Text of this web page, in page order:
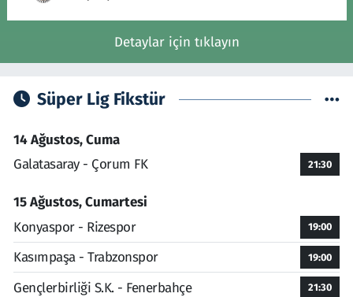
Detaylar için tıklayın
Süper Lig Fikstür
14 Ağustos, Cuma
Galatasaray - Çorum FK
21:30
15 Ağustos, Cumartesi
Konyaspor - Rizespor
19:00
Kasımpaşa - Trabzonspor 19:00
Gençlerbirliği S.K. - Fenerbahçe 21:30